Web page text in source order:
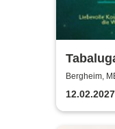
ganze
Bergheim,
12.02.2027